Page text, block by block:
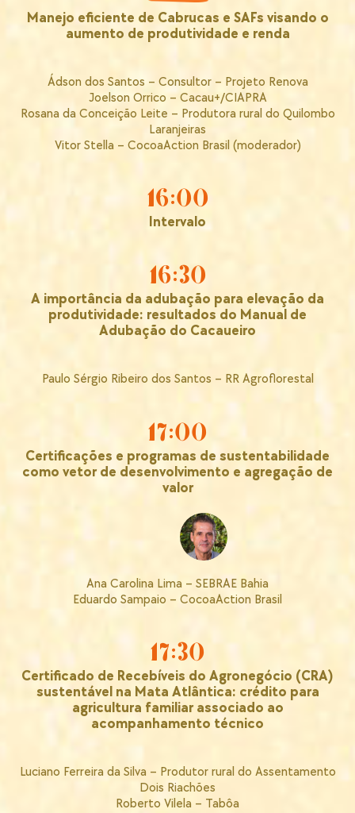
Manejo eficiente de Cabrucas e SAFs visando o
aumento de produtividade e renda
Ádson dos Santos – Consultor – Projeto Renova
Joelson Orrico – Cacau+/CIAPRA
Rosana da Conceição Leite – Produtora rural do Quilombo
Laranjeiras
Vitor Stella – CocoaAction Brasil (moderador)
16:00
Intervalo
16:30
A importância da adubação para elevação da
produtividade: resultados do Manual de
Adubação do Cacaueiro
Paulo Sérgio Ribeiro dos Santos – RR Agroflorestal
17:00
Certificações e programas de sustentabilidade
como vetor de desenvolvimento e agregação de
valor
Ana Carolina Lima – SEBRAE Bahia
Eduardo Sampaio – CocoaAction Brasil
17:30
Certificado de Recebíveis do Agronegócio (CRA)
sustentável na Mata Atlântica: crédito para
agricultura familiar associado ao
acompanhamento técnico
Luciano Ferreira da Silva – Produtor rural do Assentamento
Dois Riachões
Roberto Vilela – Tabôa